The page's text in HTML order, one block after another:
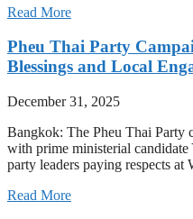
Read More
Pheu Thai Party
Blessings and Local
December 31, 2025
Bangkok: The Pheu Thai Party
with prime ministerial candidate
party leaders paying respects at
Read More